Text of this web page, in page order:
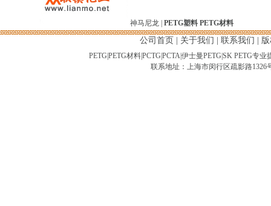
神马尼龙 PETG塑料 PETG材料
公司首页 关于我们 联系我们
PETG|PETG材料|PCTG|PCTA|伊士曼PETG|SK PETG专
联系地址：上海市闵行区疏影路1326